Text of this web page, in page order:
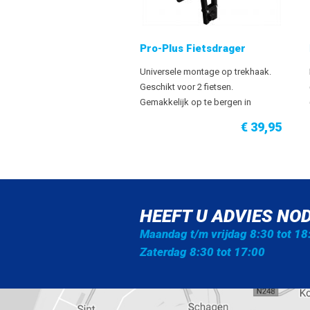
Pro-Plus Fietsdrager
Universele montage op trekhaak.
Geschikt voor 2 fietsen.
Gemakkelijk op te bergen in
Inclusief kentekenplaathouder.€ 39,95
HEEFT U ADVIES
Maandag t/m vrijdag 8:30 tot
Zaterdag 8:30 tot 17:00